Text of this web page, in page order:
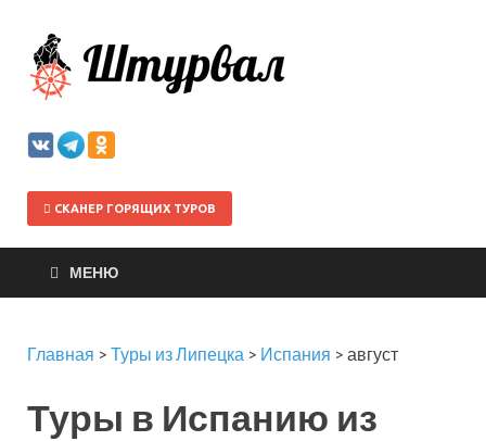
СКАНЕР ГОРЯЩИХ ТУРОВ
МЕНЮ
Главная > Туры из Липецка > Испания > август
Туры в Испанию из